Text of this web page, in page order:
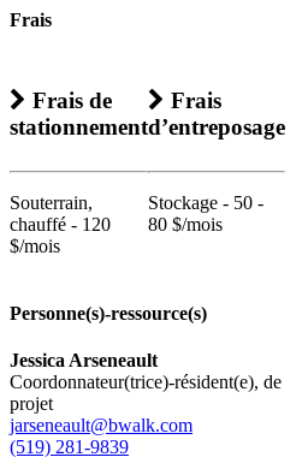
Frais
Frais de
stationnement
Souterrain,
chauffé - 120
$/mois
Frais
d’entreposage
Stockage - 50 -
80 $/mois
Personne(s)-ressource(s)
Jessica Arseneault
Coordonnateur(trice)-résident(e), de
projet
jarseneault@bwalk.com
(519) 281-9839